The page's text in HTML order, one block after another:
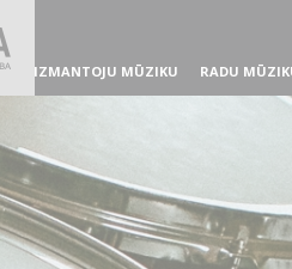
IZMANTOJU MŪZIKU RADU